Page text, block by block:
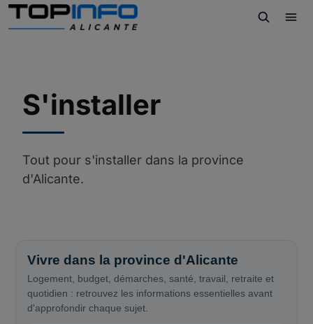
S'installer
Tout pour s'installer dans la province
d'Alicante.
Vivre dans la province d'Alicante
Logement, budget, démarches, santé, travail, retraite et
quotidien : retrouvez les informations essentielles avant
d'approfondir chaque sujet.